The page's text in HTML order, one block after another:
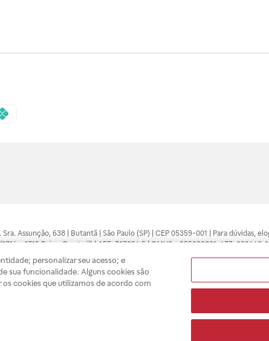
Assunção, 638 | Butantã | São Paulo (SP) | CEP 05359-001 | Para dúvidas,
e 1715 Raia e Drogasil) | AFE: 7.17094.5 | CMVS - 355030801-477-
profissional da área médica. Somente o médico está apto a diagnosticar
divulgados no site são válidos apenas para compras feitas pela internet.
possa realizar suas compras com tranquilidade. A privacidade e a
personalizar seu acesso; e
sua funcionalidade. Alguns cookies são
cookies que utilizamos de acordo com